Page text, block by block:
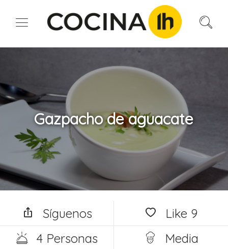
Gazpacho de aguacate
Síguenos Like 9
4 Personas
Media